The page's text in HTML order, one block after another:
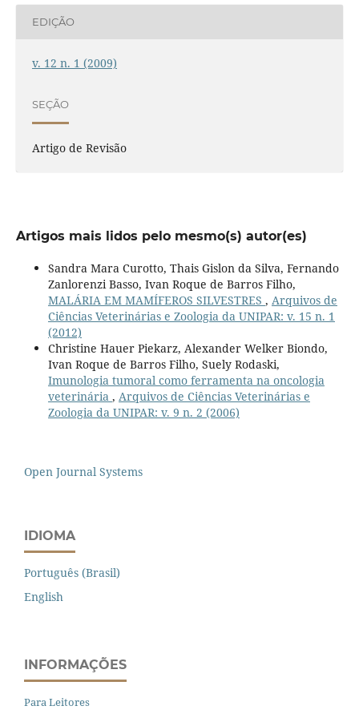
EDIÇÃO
v. 12 n. 1 (2009)
SEÇÃO
Artigo de Revisão
Artigos mais lidos pelo mesmo(s) autor(es)
Sandra Mara Curotto, Thais Gislon da Silva, Fernando
Zanlorenzi Basso, Ivan Roque de Barros Filho,
MALÁRIA EM MAMÍFEROS SILVESTRES , Arquivos de
Ciências Veterinárias e Zoologia da UNIPAR: v. 15 n. 1
(2012)
Christine Hauer Piekarz, Alexander Welker Biondo,
Ivan Roque de Barros Filho, Suely Rodaski,
Imunologia tumoral como ferramenta na oncologia
veterinária , Arquivos de Ciências Veterinárias e
Zoologia da UNIPAR: v. 9 n. 2 (2006)
Open Journal Systems
IDIOMA
Português (Brasil)
English
INFORMAÇÕES
Para Leitores